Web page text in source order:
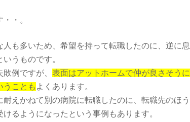
・。
も多いため、希望を持って転職したのに、逆に息
うものです。
例ですが、 表面はアットホームで仲が良さそうに
うことも よくあります。
えかねて別の病院に転職したのに、転職先のほう
るようになったという事例もあります。